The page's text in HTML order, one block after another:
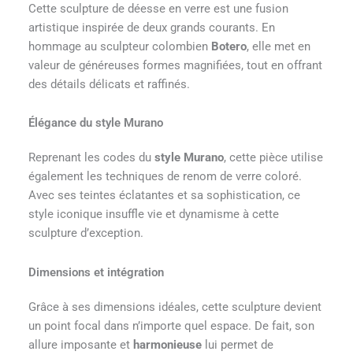
Cette sculpture de déesse en verre est une fusion
artistique inspirée de deux grands courants. En
hommage au sculpteur colombien Botero, elle met en
valeur de généreuses formes magnifiées, tout en offrant
des détails délicats et raffinés.
Élégance du style Murano
Reprenant les codes du style Murano, cette pièce utilise
également les techniques de renom de verre coloré.
Avec ses teintes éclatantes et sa sophistication, ce
style iconique insuffle vie et dynamisme à cette
sculpture d’exception.
Dimensions et intégration
Grâce à ses dimensions idéales, cette sculpture devient
un point focal dans n’importe quel espace. De fait, son
allure imposante et harmonieuselui permet de